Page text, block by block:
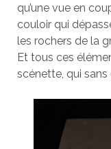
qu’une vue en
couloir qui
les rochers de la
Et tous ces
scénette, qui